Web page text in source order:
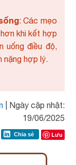
: Các mẹo
khi kết hợp
uống điều độ,
nặng hợp lý.
Ngày cập nhật:
19/06/2025
Chia sẻ Lưu